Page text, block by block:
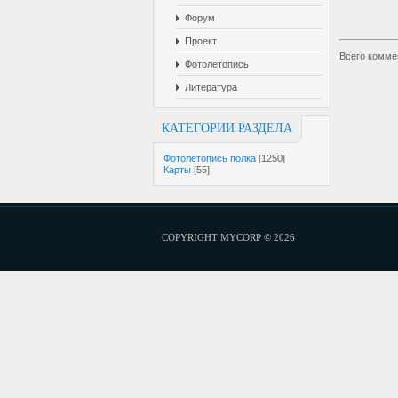
Форум
Проект
Фотолетопись
Литература
КАТЕГОРИИ РАЗДЕЛА
Фотолетопись полка [1250]
Карты [55]
Всего
COPYRIGHT MYCORP © 2026